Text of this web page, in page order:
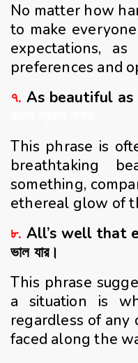
No matter how
to make
expectations,
preferences and
৭. As beautiful as
This phrase is
breathtaking
something,
ethereal glow of
৮. All’s well that
ভাল যার।
This phrase
a situation is
regardless of any
faced along the